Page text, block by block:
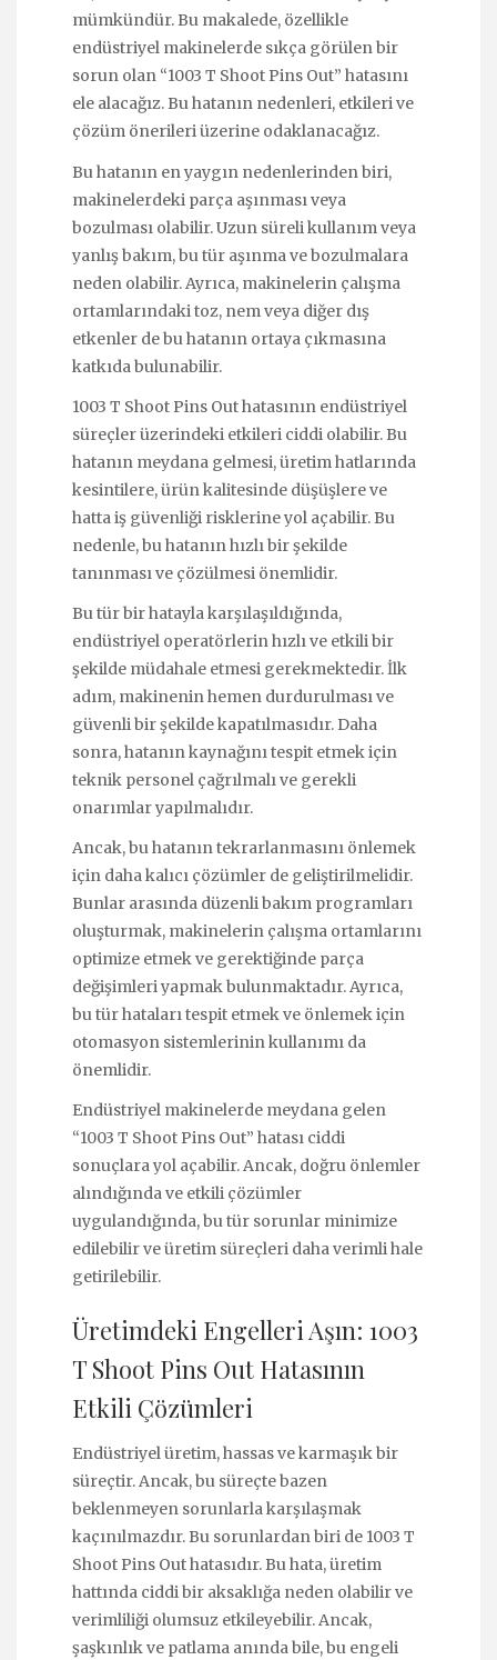
mümkündür. Bu makalede, özellikle
endüstriyel makinelerde sıkça görülen bir
sorun olan “1003 T Shoot Pins Out” hatasını
ele alacağız. Bu hatanın nedenleri, etkileri ve
çözüm önerileri üzerine odaklanacağız.
Bu hatanın en yaygın nedenlerinden biri,
makinelerdeki parça aşınması veya
bozulması olabilir. Uzun süreli kullanım veya
yanlış bakım, bu tür aşınma ve bozulmalara
neden olabilir. Ayrıca, makinelerin çalışma
ortamlarındaki toz, nem veya diğer dış
etkenler de bu hatanın ortaya çıkmasına
katkıda bulunabilir.
1003 T Shoot Pins Out hatasının endüstriyel
süreçler üzerindeki etkileri ciddi olabilir. Bu
hatanın meydana gelmesi, üretim hatlarında
kesintilere, ürün kalitesinde düşüşlere ve
hatta iş güvenliği risklerine yol açabilir. Bu
nedenle, bu hatanın hızlı bir şekilde
tanınması ve çözülmesi önemlidir.
Bu tür bir hatayla karşılaşıldığında,
endüstriyel operatörlerin hızlı ve etkili bir
şekilde müdahale etmesi gerekmektedir. İlk
adım, makinenin hemen durdurulması ve
güvenli bir şekilde kapatılmasıdır. Daha
sonra, hatanın kaynağını tespit etmek için
teknik personel çağrılmalı ve gerekli
onarımlar yapılmalıdır.
Ancak, bu hatanın tekrarlanmasını önlemek
için daha kalıcı çözümler de geliştirilmelidir.
Bunlar arasında düzenli bakım programları
oluşturmak, makinelerin çalışma ortamlarını
optimize etmek ve gerektiğinde parça
değişimleri yapmak bulunmaktadır. Ayrıca,
bu tür hataları tespit etmek ve önlemek için
otomasyon sistemlerinin kullanımı da
önemlidir.
Endüstriyel makinelerde meydana gelen
“1003 T Shoot Pins Out” hatası ciddi
sonuçlara yol açabilir. Ancak, doğru önlemler
alındığında ve etkili çözümler
uygulandığında, bu tür sorunlar minimize
edilebilir ve üretim süreçleri daha verimli hale
getirilebilir.
Üretimdeki Engelleri Aşın: 1003
T Shoot Pins Out Hatasının
Etkili Çözümleri
Endüstriyel üretim, hassas ve karmaşık bir
süreçtir. Ancak, bu süreçte bazen
beklenmeyen sorunlarla karşılaşmak
kaçınılmazdır. Bu sorunlardan biri de 1003 T
Shoot Pins Out hatasıdır. Bu hata, üretim
hattında ciddi bir aksaklığa neden olabilir ve
verimliliği olumsuz etkileyebilir. Ancak,
şaşkınlık ve patlama anında bile, bu engeli